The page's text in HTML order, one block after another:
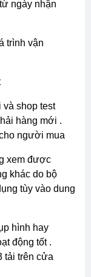
hàng mới .
người mua
khác do bộ
tùy vào dung
động tốt .
tải trên cửa